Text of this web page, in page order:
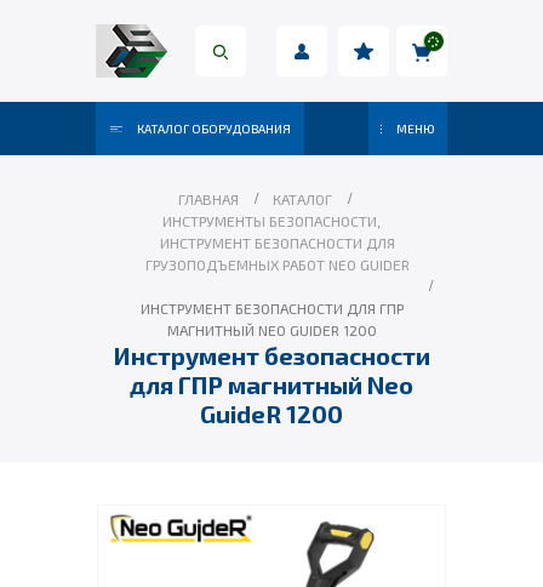
КАТАЛОГ ОБОРУДОВАНИЯ МЕНЮ
ГЛАВНАЯ
КАТАЛОГ
ИНСТРУМЕНТЫ БЕЗОПАСНОСТИ
ИНСТРУМЕНТ БЕЗОПАСНОСТИ ДЛЯ
ГРУЗОПОДЪЕМНЫХ РАБОТ NEO GUIDER
ИНСТРУМЕНТ БЕЗОПАСНОСТИ ДЛЯ ГПР
МАГНИТНЫЙ NEO GUIDER 1200
Инструмент безопасности
для ГПР магнитный Neo
GuideR 1200